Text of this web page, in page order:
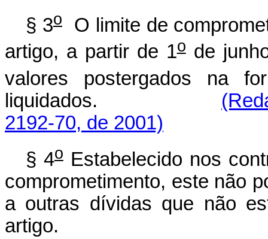
§ 3oO limite de
artigo, a partir de 1ode
valores postergados na
liquidados.
2192-70, de 2001)
§ 4oEstabelecido nos
comprometimento, este não
a outras dívidas que não
artigo.